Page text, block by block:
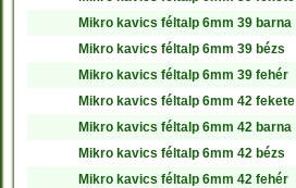
Mikro kavics féltalp 6mm 39 barna
Mikro kavics féltalp 6mm 39 bézs
Mikro kavics féltalp 6mm 39 fehér
Mikro kavics féltalp 6mm 42 fekete
Mikro kavics féltalp 6mm 42 barna
Mikro kavics féltalp 6mm 42 bézs
Mikro kavics féltalp 6mm 42 fehér